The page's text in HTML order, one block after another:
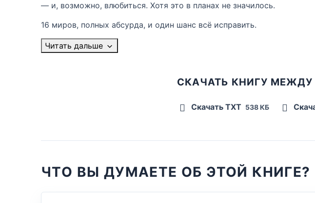
— и, возможно, влюбиться. Хотя это в планах не значилось.
16 миров, полных абсурда, и один шанс всё исправить.
Читать дальше
СКАЧАТЬ КНИГУ
Скачать TXT 538 КБ
ЧТО ВЫ ДУМАЕТЕ ОБ ЭТОЙ КНИГЕ?